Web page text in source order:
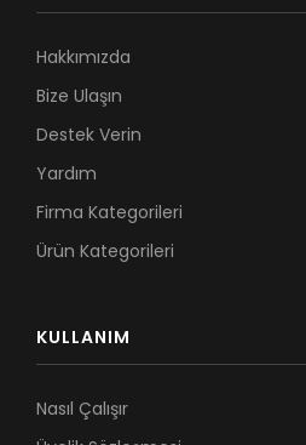
Hakkımızda
Bize Ulaşın
Destek Verin
Yardım
Firma Kategorileri
Ürün Kategorileri
KULLANIM
Nasıl Çalışır